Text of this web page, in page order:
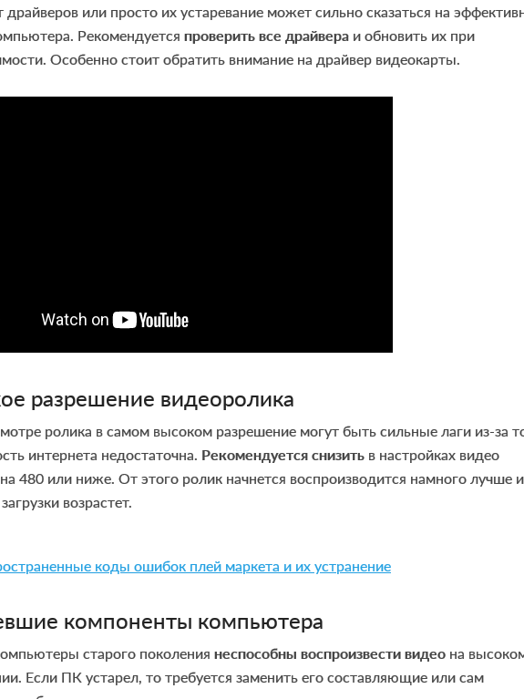
или просто их устаревание может сильно сказаться на
Рекомендуется проверить все драйвера и обновить их при
Особенно стоит обратить внимание на драйвер видеокарты.
разрешение видеоролика
ролика в самом высоком разрешение могут быть сильные лаги из-за
интернета недостаточна. Рекомендуется снизить в настройках видео
480 или ниже. От этого ролик начнется воспроизводится намного лучше и
возрастет.
коды ошибок плей маркета и их устранение
компоненты компьютера
старого поколения неспособны воспроизвести видео на
Если ПК устарел, то требуется заменить его составляющие или сам